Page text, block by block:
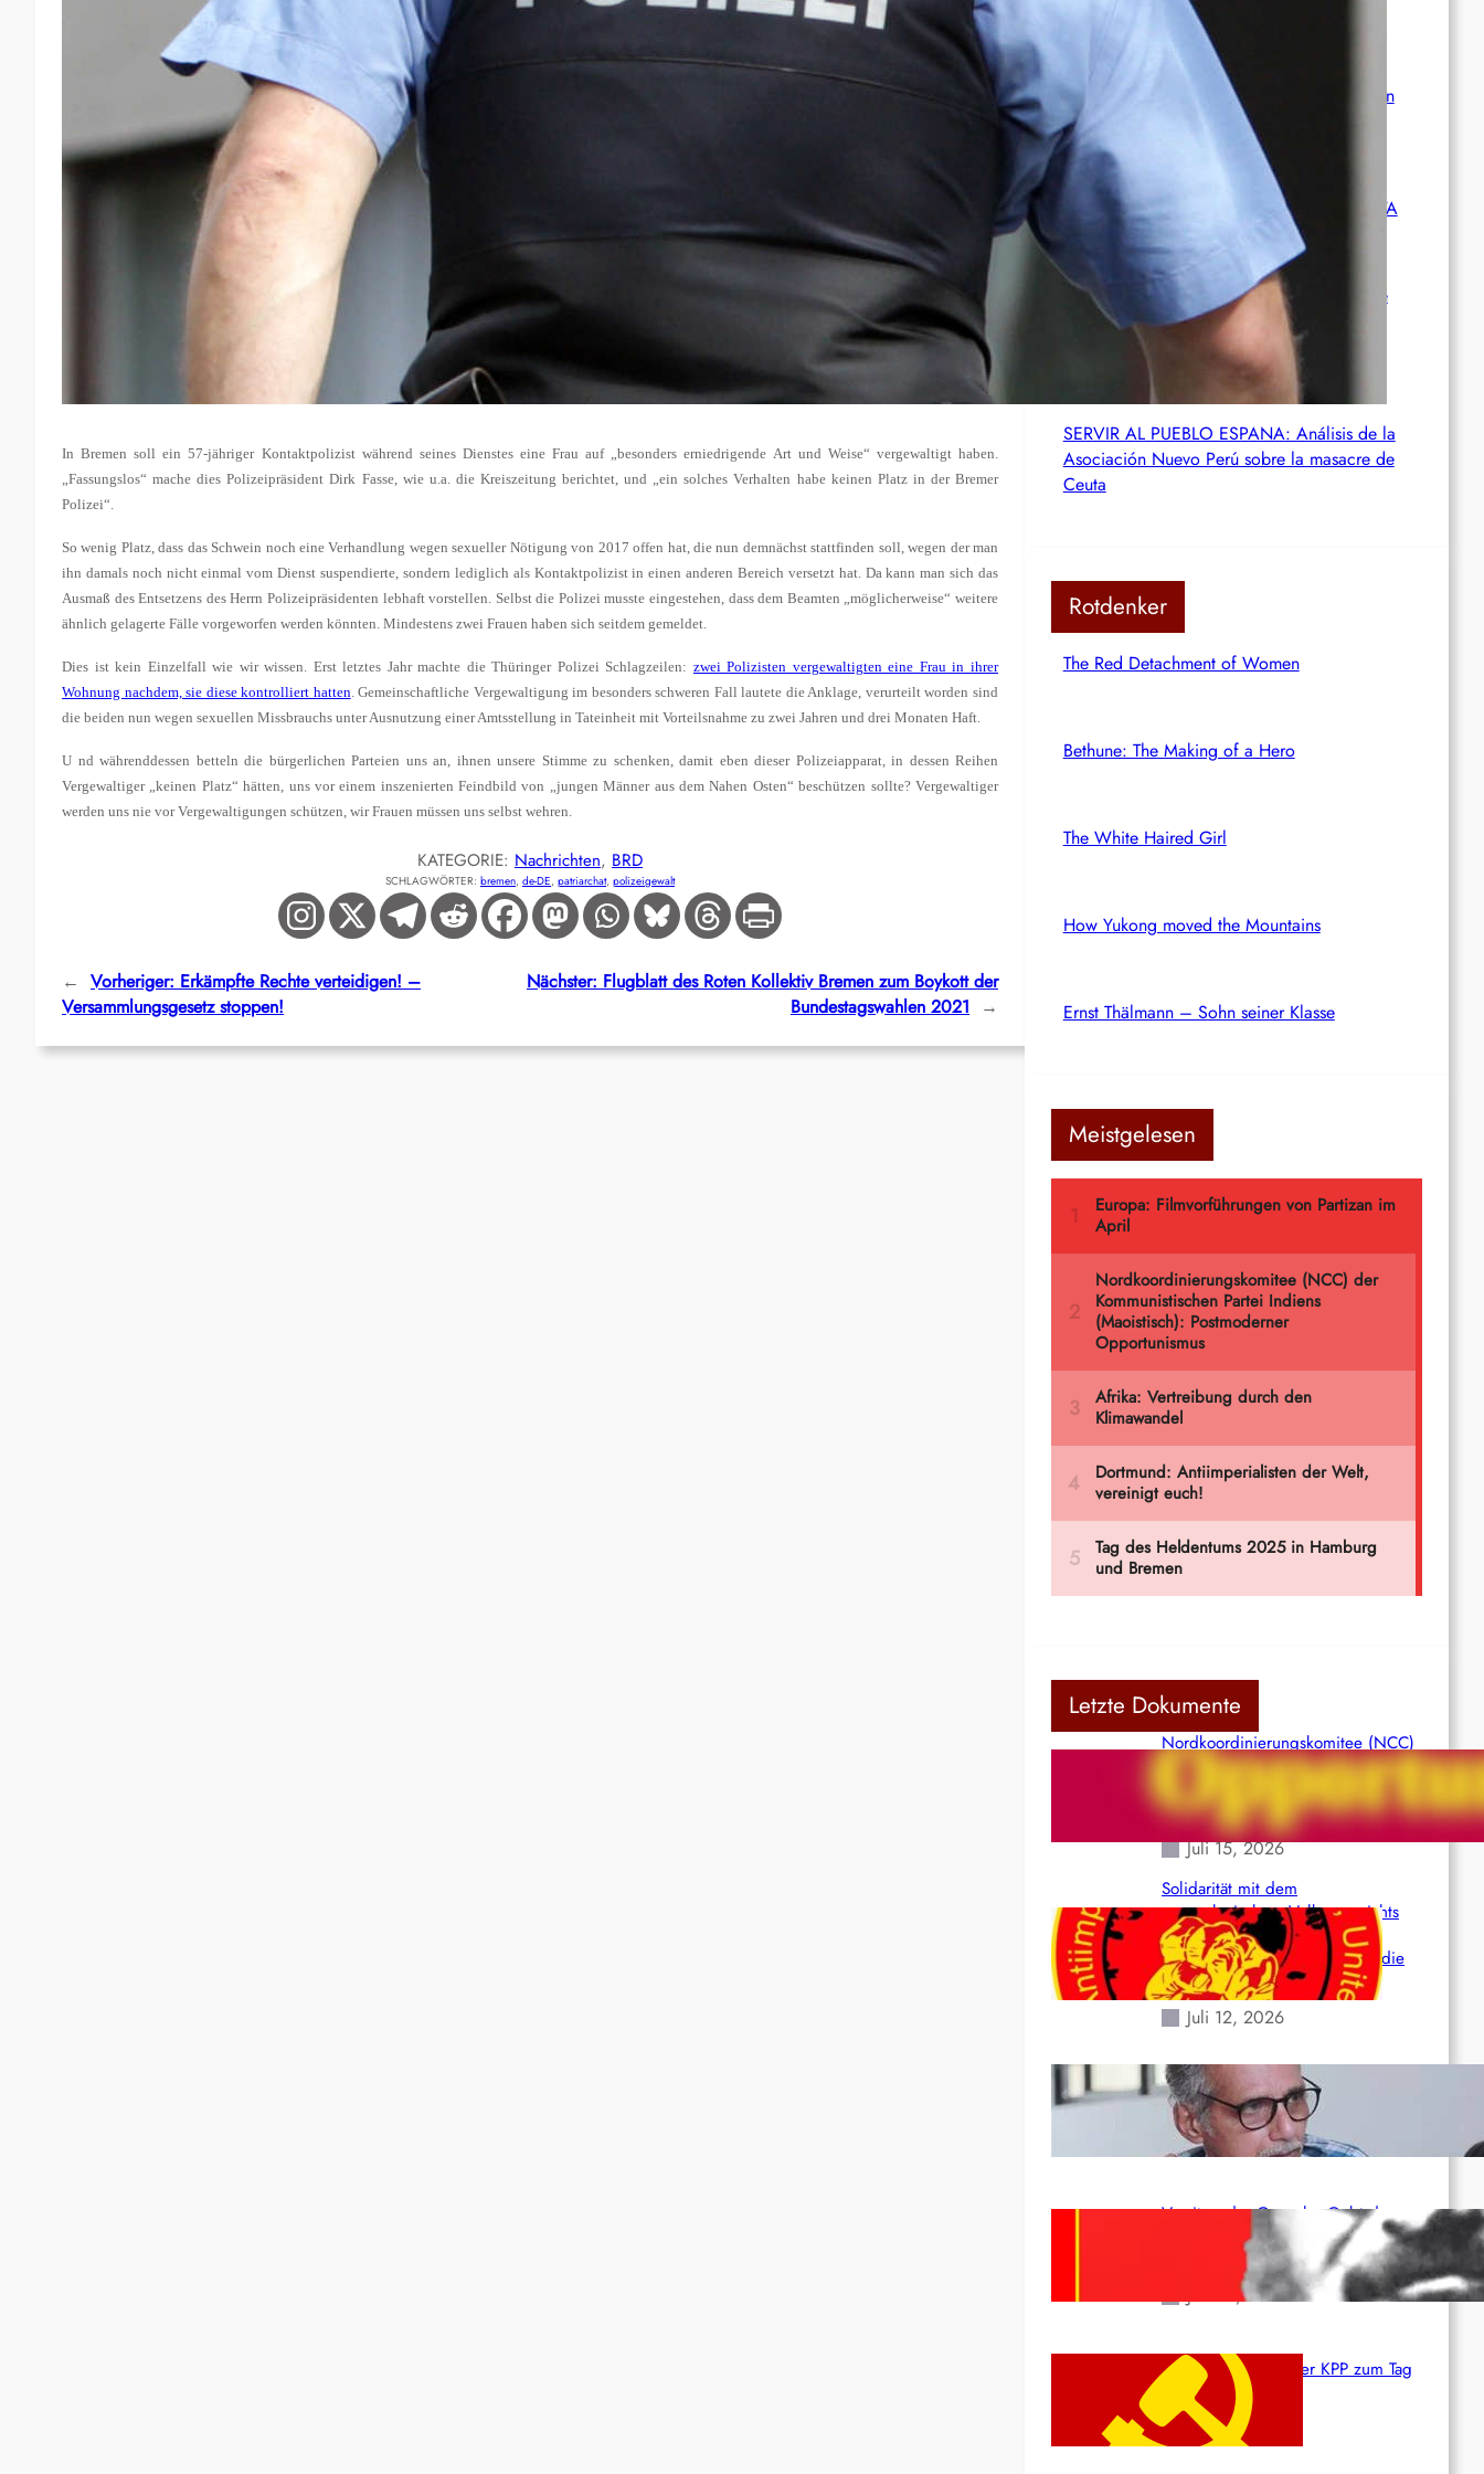
In Bremen soll ein 57-jähriger Kontaktpolizist während seines Dienstes eine Frau auf „besonders erniedrigende Art und Weise“ vergewaltigt haben.
„Fassungslos“ mache dies Polizeipräsident Dirk Fasse, wie u.a. die Kreiszeitung berichtet, und „ein solches Verhalten habe keinen Platz in der Bremer
Polizei“.
So wenig Platz, dass das Schwein noch eine Verhandlung wegen sexueller Nötigung von 2017 offen hat, die nun demnächst stattfinden soll, wegen der man
ihn damals noch nicht einmal vom Dienst suspendierte, sondern lediglich als Kontaktpolizist in einen anderen Bereich versetzt hat. Da kann man sich das
Ausmaß des Entsetzens des Herrn Polizeipräsidenten lebhaft vorstellen. Selbst die Polizei musste eingestehen, dass dem Beamten „möglicherweise“ weitere
ähnlich gelagerte Fälle vorgeworfen werden könnten. Mindestens zwei Frauen haben sich seitdem gemeldet.
Dies ist kein Einzelfall wie wir wissen. Erst letztes Jahr machte die Thüringer Polizei Schlagzeilen: zwei Polizisten vergewaltigten eine Frau in ihrer
Wohnung nachdem, sie diese kontrolliert hatten . Gemeinschaftliche Vergewaltigung im besonders schweren Fall lautete die Anklage, verurteilt worden sind
die beiden nun wegen sexuellen Missbrauchs unter Ausnutzung einer Amtsstellung in Tateinheit mit Vorteilsnahme zu zwei Jahren und drei Monaten Haft.
U nd währenddessen betteln die bürgerlichen Parteien uns an, ihnen unsere Stimme zu schenken, damit eben dieser Polizeiapparat, in dessen Reihen
Vergewaltiger „keinen Platz“ hätten, uns vor einem inszenierten Feindbild von „jungen Männer aus dem Nahen Osten“ beschützen sollte? Vergewaltiger
werden uns nie vor Vergewaltigungen schützen, wir Frauen müssen uns selbst wehren.
KATEGORIE: Nachrichten, BRD
SCHLAGWÖRTER: bremen, de-DE, patriarchat, polizeigewalt
← Vorheriger: Erkämpfte Rechte verteidigen! –
Versammlungsgesetz stoppen!
Nächster: Flugblatt des Roten Kollektiv Bremen zum Boykott der
Bundestagswahlen 2021
→
abgeschoben
Wie die CIA Mandela und den afrikanischen
Befreiungskampf stoppen wollte
Aktualisierung der Stellungnahme der IRPWA
Neue israelische Gesetze im Jahr 2025: Die
juristische Inszenierung hinter dem
Völkermord.
SERVIR AL PUEBLO ESPANA: Análisis de la
Asociación Nuevo Perú sobre la masacre de
Ceuta
Rotdenker
The Red Detachment of Women
Bethune: The Making of a Hero
The White Haired Girl
How Yukong moved the Mountains
Ernst Thälmann – Sohn seiner Klasse
Meistgelesen
Letzte Dokumente
Nordkoordinierungskomitee (NCC)
der Kommunistischen Partei Indiens
(Maoistisch): Postmoderner
Opportunismus
Juli 15, 2026
Solidarität mit dem
venezolanischem Volk angesichts
der verlorenen Leben und der
katastrophalen Situation durch die
Erdbeben des 24. Juni!
Juli 12, 2026
Indien: „Die Politik der
Kapitulation“ von K. Murali (Ajith)
Juli 1, 2026
Vorsitzender Gonzalo: Gebt das
Leben für die Partei und die
Juni 19, 2026
Beschluss des ZK der KPP zum Tag
des Heldentums
Juni 19, 2026